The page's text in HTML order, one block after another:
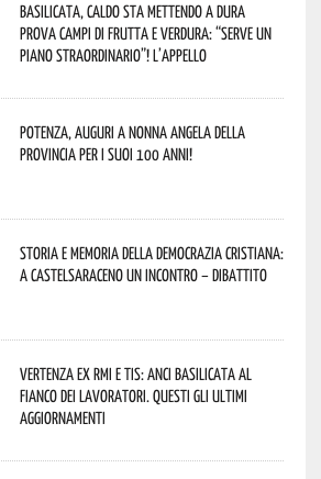
Basilicata, caldo sta mettendo a dura
prova campi di frutta e verdura: “Serve un
piano straordinario”! L’appello
Potenza, auguri a nonna Angela della
provincia per i suoi 100 anni!
Storia e memoria della Democrazia Cristiana:
a Castelsaraceno un incontro – dibattito
Vertenza ex RMI e TIS: ANCI Basilicata al
fianco dei lavoratori. Questi gli ultimi
aggiornamenti